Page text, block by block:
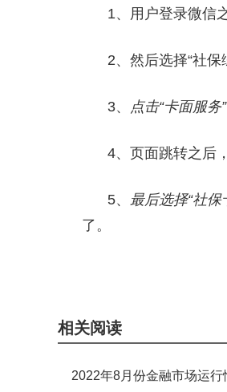
1、用户登录微信
2、然后选择“社保
3、 点击“卡面服务”
4、页面跳转之后
5、 最后选择“社保
了。
相关阅读
2022年8月份金融市场运行